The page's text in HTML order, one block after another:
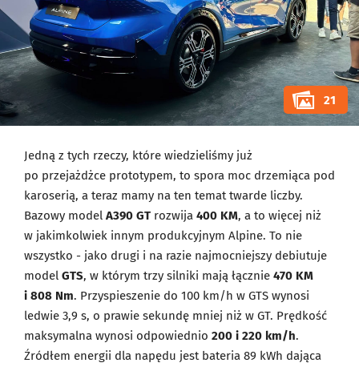
21
Jedną z tych rzeczy, które wiedzieliśmy już
po przejażdżce prototypem, to spora moc drzemiąca pod
karoserią, a teraz mamy na ten temat twarde liczby.
Bazowy model A390 GT rozwija 400 KM, a to więcej niż
w jakimkolwiek innym produkcyjnym Alpine. To nie
wszystko - jako drugi i na razie najmocniejszy debiutuje
model GTS, w którym trzy silniki mają łącznie 470 KM
i 808 Nm. Przyspieszenie do 100 km/h w GTS wynosi
ledwie 3,9 s, o prawie sekundę mniej niż w GT. Prędkość
maksymalna wynosi odpowiednio 200 i 220 km/h.
Źródłem energii dla napędu jest bateria 89 kWh dająca